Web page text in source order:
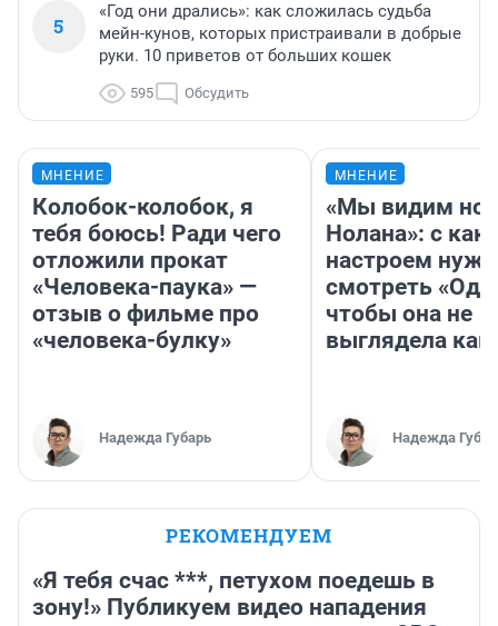
5
«Год они дрались»: как сложилась судьба
мейн-кунов, которых пристраивали в добрые
руки. 10 приветов от больших кошек
595 Обсудить
МНЕНИЕ
Колобок-колобок, я
тебя боюсь! Ради чего
отложили прокат
«Человека-паука» —
отзыв о фильме про
«человека-булку»
Надежда Губарь
МНЕНИЕ
«Мы видим
Нолана»: с
настроем
смотреть
чтобы она не
выглядела как
Надежда
РЕКОМЕНДУЕМ
«Я тебя счас ***, петухом поедешь в
зону!» Публикуем видео нападения